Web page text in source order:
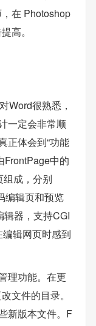
在 Photoshop
高。
Word很熟悉，
一定会非常顺
正体会到“功能
FrontPage中的
成，分别
编辑页和预览
辑器，支持CGI
辑网页时感到
理功能。在更
文件的目录。
新版本文件。F